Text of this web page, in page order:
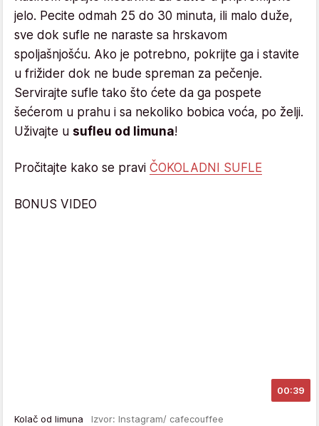
jelo. Pecite odmah 25 do 30 minuta, ili malo duže,
sve dok sufle ne naraste sa hrskavom
spoljašnjošću. Ako je potrebno, pokrijte ga i stavite
u frižider dok ne bude spreman za pečenje.
Servirajte sufle tako što ćete da ga pospete
šećerom u prahu i sa nekoliko bobica voća, po želji.
Uživajte u sufleu od limuna!
Pročitajte kako se pravi ČOKOLADNI SUFLE
BONUS VIDEO
00:39
Kolač od limuna Izvor: Instagram/ cafecouffee